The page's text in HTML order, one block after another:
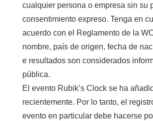
cualquier persona o empresa sin su
consentimiento expreso. Tenga en
acuerdo con el Reglamento de la
nombre, país de origen, fecha de
e resultados son considerados
pública.
El evento Rubik’s Clock se ha
recientemente. Por lo tanto, el
evento en particular debe hacerse